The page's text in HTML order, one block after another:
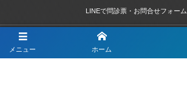
メニュー ホーム
LINEで問診票・お問合せフォーム
LINEを活用した採用活動